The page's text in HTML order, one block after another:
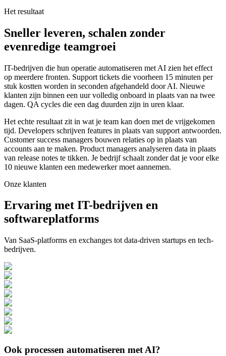
Het resultaat
Sneller leveren, schalen zonder
evenredige teamgroei
IT-bedrijven die hun operatie automatiseren met AI zien het effect
op meerdere fronten. Support tickets die voorheen 15 minuten per
stuk kostten worden in seconden afgehandeld door AI. Nieuwe
klanten zijn binnen een uur volledig onboard in plaats van na twee
dagen. QA cycles die een dag duurden zijn in uren klaar.
Het echte resultaat zit in wat je team kan doen met de vrijgekomen
tijd. Developers schrijven features in plaats van support antwoorden.
Customer success managers bouwen relaties op in plaats van
accounts aan te maken. Product managers analyseren data in plaats
van release notes te tikken. Je bedrijf schaalt zonder dat je voor elke
10 nieuwe klanten een medewerker moet aannemen.
Onze klanten
Ervaring met IT-bedrijven en
softwareplatforms
Van SaaS-platforms en exchanges tot data-driven startups en tech-
bedrijven.
Ook processen automatiseren met AI?